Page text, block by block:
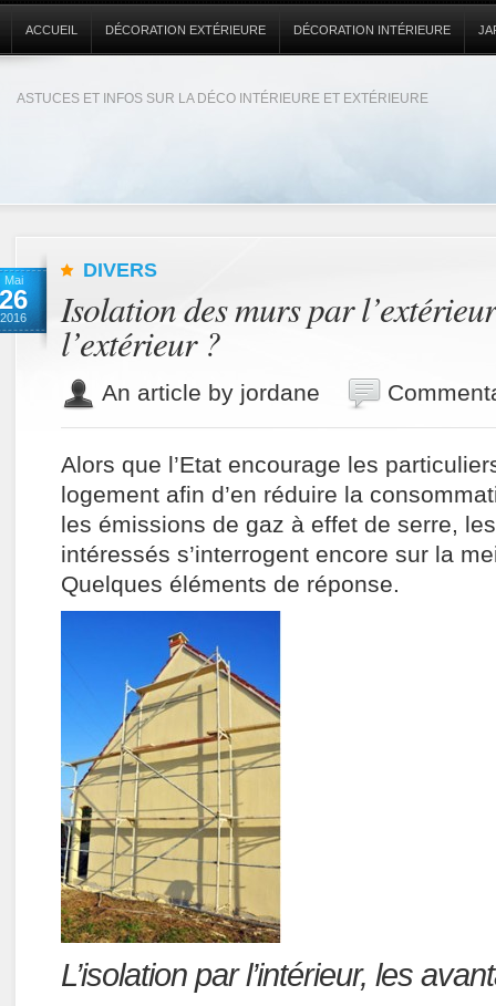
ASTUCES ET INFOS SUR LA DÉCO INTÉRIEURE ET EXTÉRIEURE
ACCUEIL DÉCORATION EXTÉRIEURE DÉCORATION INTÉRIEURE
Mai
26
2016
DIVERS
Isolation des murs par
l’extérieur ?
An article by jordane
Alors que l’Etat encourage les
logement afin d’en réduire la
les émissions de gaz à effet de serre,
intéressés s’interrogent encore sur la
Quelques éléments de réponse.
L’isolation par l’intérieur, les